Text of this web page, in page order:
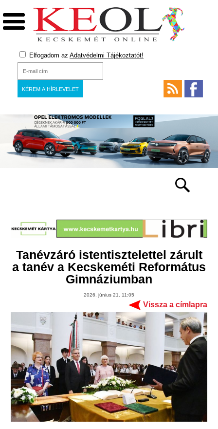
Elfogadom az Adatvédelmi Tájékoztatót!
Tanévzáró istentisztelettel zárult
a tanév a Kecskeméti Református
Gimnáziumban
2026. június 21. 11:05
Vissza a címlapra